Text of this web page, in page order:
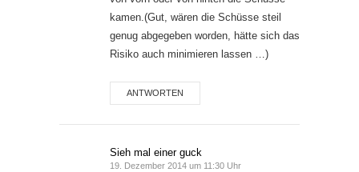
kamen.(Gut, wären die Schüsse steil
genug abgegeben worden, hätte sich das
Risiko auch minimieren lassen …)
ANTWORTEN
Sieh mal einer guck
19. Dezember 2014 um 11:30 Uhr